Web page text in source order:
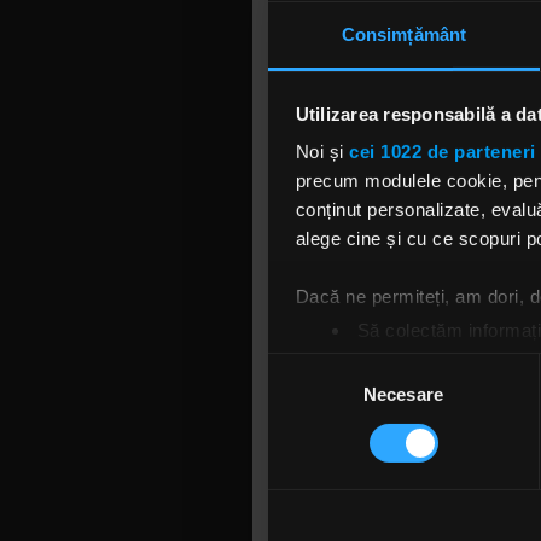
Consimțământ
Utilizarea responsabilă a
Noi și cei 1022 de
precum modulele cookie,
conținut personalizate,
alege cine și cu ce scopuri
Dacă ne permiteți, am dori,
Să colectăm
Găsiți mai multe informații
Vă puteți modifica sau
traficul. De asemenea, le
consimțământului
Necesare
discuție
Băieții au
veți
CONCERT
Pe 8
trupă de
Omnific
În
progresiv,
CONCERT
Pe 13
Nuggers,